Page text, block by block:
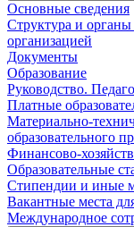
Основные сведения
Структура и органы
организацией
Документы
Образование
Руководство.
Платные
Материально-
образовательного
Финансово-
Образовательные
Стипендии и иные
Вакантные места
Международное